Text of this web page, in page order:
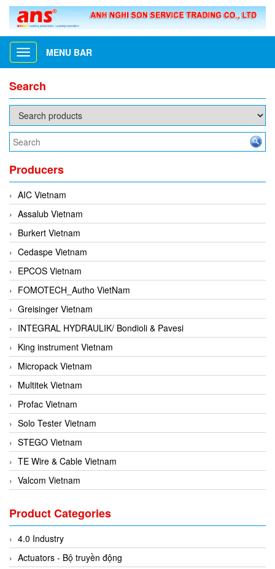
Toggle
navigation
MENU BAR
Search
Producers
AIC Vietnam
Assalub Vietnam
Burkert Vietnam
Cedaspe Vietnam
EPCOS Vietnam
FOMOTECH_Autho VietNam
Greisinger Vietnam
INTEGRAL HYDRAULIK/ Bondioli & Pavesi
King instrument Vietnam
Micropack Vietnam
Multitek Vietnam
Profac Vietnam
Solo Tester Vietnam
STEGO Vietnam
TE Wire & Cable Vietnam
Valcom Vietnam
3CTEST Vietnam
4B VietNam Vietnam
ABB Vietnam
Product Categories
4.0 Industry
Actuators - Bộ truyền động